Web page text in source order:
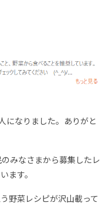
になりました。ありがと
みなさまから募集したレ
ます。
野菜レシピが沢山載って